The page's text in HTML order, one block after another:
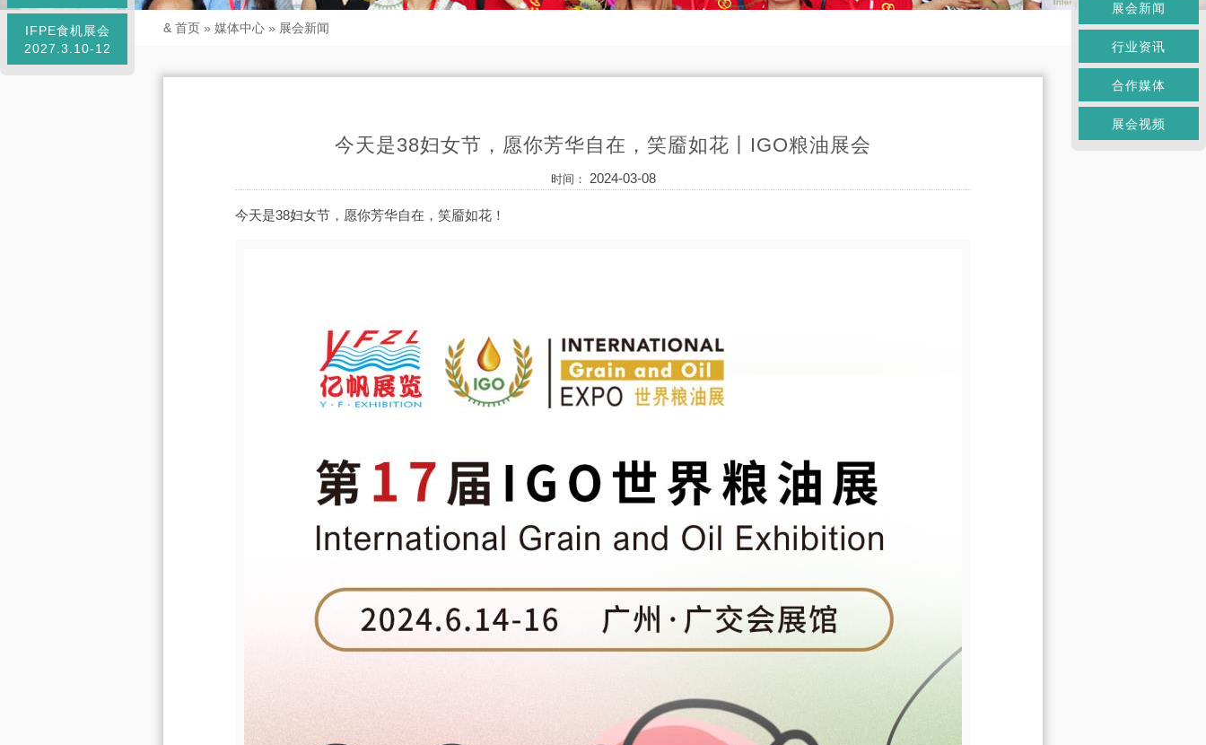
IFPE食机展会
2027.3.10-12
& 首页 » 媒体中心 » 展会新闻
今天是38妇女节，愿你芳华自在，笑靥如花丨IGO粮油展会
时间： 2024-03-08
今天是38妇女节，愿你芳华自在，笑靥如花！
展会新闻
行业资讯
合作媒体
展会视频